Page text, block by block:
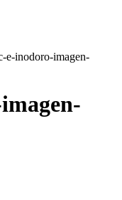
e-inodoro-imagen-